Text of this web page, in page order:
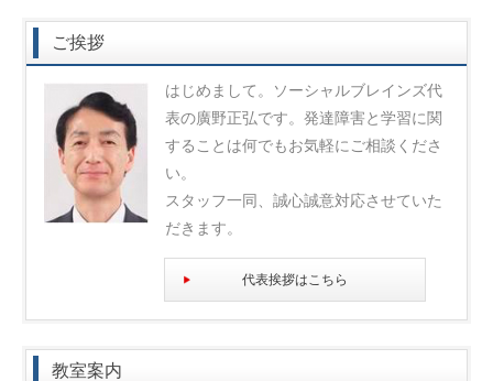
ご挨拶
はじめまして。ソーシャルブレインズ代
表の廣野正弘です。発達障害と学習に関
することは何でもお気軽にご相談くださ
い。
スタッフ一同、誠心誠意対応させていた
だきます。
代表挨拶はこちら
教室案内